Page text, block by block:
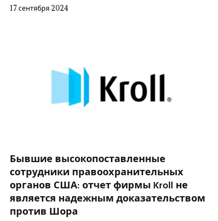
17 сентября 2024
Бывшие высокопоставленные
сотрудники правоохранительных
органов США: отчет фирмы Kroll не
является надежным доказательством
против Шора